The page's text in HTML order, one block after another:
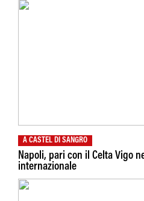
A CASTEL DI SANGRO
Napoli, pari con il Celta Vigo
internazionale